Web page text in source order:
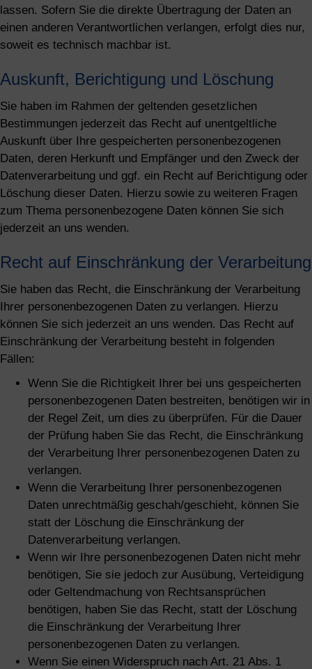
lassen. Sofern Sie die direkte Übertragung der Daten an
einen anderen Verantwortlichen verlangen, erfolgt dies nur,
soweit es technisch machbar ist.
Auskunft, Berichtigung und Löschung
Sie haben im Rahmen der geltenden gesetzlichen
Bestimmungen jederzeit das Recht auf unentgeltliche
Auskunft über Ihre gespeicherten personenbezogenen
Daten, deren Herkunft und Empfänger und den Zweck der
Datenverarbeitung und ggf. ein Recht auf Berichtigung oder
Löschung dieser Daten. Hierzu sowie zu weiteren Fragen
zum Thema personenbezogene Daten können Sie sich
jederzeit an uns wenden.
Recht auf Einschränkung der Verarbeitung
Sie haben das Recht, die Einschränkung der Verarbeitung
Ihrer personenbezogenen Daten zu verlangen. Hierzu
können Sie sich jederzeit an uns wenden. Das Recht auf
Einschränkung der Verarbeitung besteht in folgenden
Fällen:
Wenn Sie die Richtigkeit Ihrer bei uns gespeicherten
personenbezogenen Daten bestreiten, benötigen wir in
der Regel Zeit, um dies zu überprüfen. Für die Dauer
der Prüfung haben Sie das Recht, die Einschränkung
der Verarbeitung Ihrer personenbezogenen Daten zu
verlangen.
Wenn die Verarbeitung Ihrer personenbezogenen
Daten unrechtmäßig geschah/geschieht, können Sie
statt der Löschung die Einschränkung der
Datenverarbeitung verlangen.
Wenn wir Ihre personenbezogenen Daten nicht mehr
benötigen, Sie sie jedoch zur Ausübung, Verteidigung
oder Geltendmachung von Rechtsansprüchen
benötigen, haben Sie das Recht, statt der Löschung
die Einschränkung der Verarbeitung Ihrer
personenbezogenen Daten zu verlangen.
Wenn Sie einen Widerspruch nach Art. 21 Abs. 1